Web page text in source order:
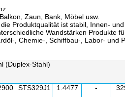
Zaun, Bank, Möbel usw.
Produktqualität ist stabil, Innen-
Wandstärken Produkte
, Chemie-, Schiffbau-, Labor- und
(Duplex-Stahl)
STS329J1 1.4477 -